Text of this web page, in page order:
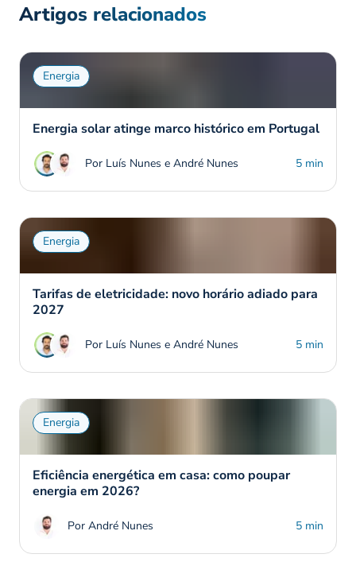
Artigos relacionados
Energia
Energia solar atinge marco histórico em Portugal
Por Luís Nunes e André Nunes 5 min
Energia
Tarifas de eletricidade: novo horário adiado para
2027
Por Luís Nunes e André Nunes 5 min
Energia
Eficiência energética em casa: como poupar
energia em 2026?
Por André Nunes 5 min